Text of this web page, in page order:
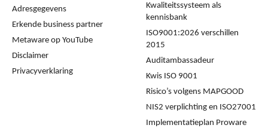
Adresgegevens
Erkende business partner
Metaware op YouTube
Disclaimer
Privacyverklaring
Kwaliteitssysteem als
kennisbank
ISO9001:2026 verschillen
2015
Auditambassadeur
Kwis ISO 9001
Risico’s volgens MAPGOOD
NIS2 verplichting en ISO27001
Implementatieplan Proware